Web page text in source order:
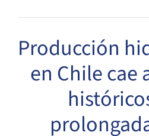
Producción
en Chile cae